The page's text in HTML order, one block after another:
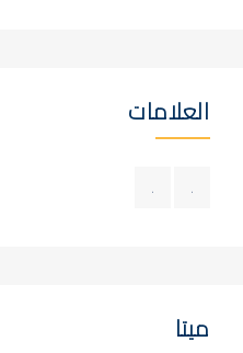
العلامات
ميتا